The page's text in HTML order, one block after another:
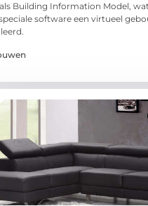
Building Information Model,
software een virtueel